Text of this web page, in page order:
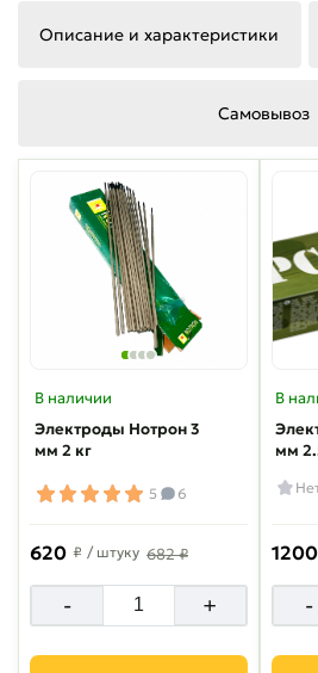
Описание и характеристики
Самовывоз
В наличии
Электроды Нотрон 3
мм 2 кг
5 6
620 ₽ / штуку 682 ₽
- +
В
Электрод
мм
1200
-